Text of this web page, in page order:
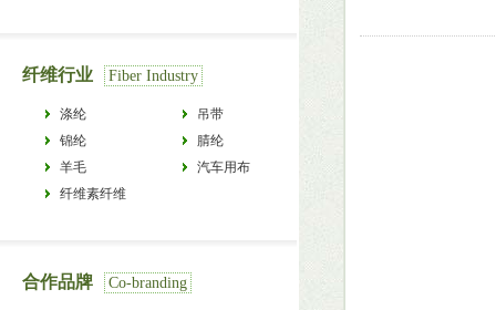
纤维行业 Fiber Industry
涤纶
吊带
锦纶
腈纶
羊毛
汽车用布
纤维素纤维
合作品牌 Co-branding